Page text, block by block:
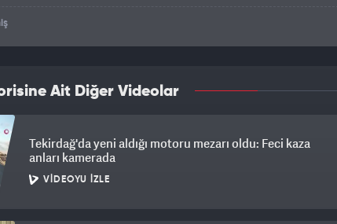
Ait Diğer Videolar
Tekirdağ'da yeni aldığı motoru mezarı oldu: Feci kaza
anları kamerada
VIDEOYU İZLE